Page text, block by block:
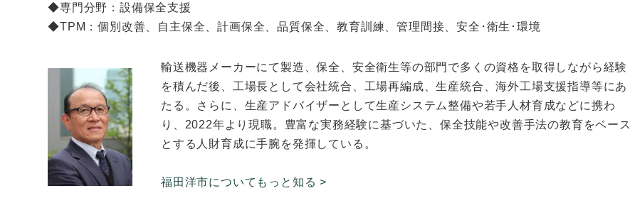
◆専門分野：設備保全支援
◆TPM：個別改善、自主保全、計画保全、品質保全、教育訓練、管理間接、安全･衛生･環境
輸送機器メーカーにて製造、保全、安全衛生等の部門で多くの資格を取得しながら経験
を積んだ後、工場長として会社統合、工場再編成、生産統合、海外工場支援指導等にあ
たる。さらに、生産アドバイザーとして生産システム整備や若手人材育成などに携わ
り、2022年より現職。豊富な実務経験に基づいた、保全技能や改善手法の教育をベース
とする人財育成に手腕を発揮している。
福田洋市についてもっと知る >